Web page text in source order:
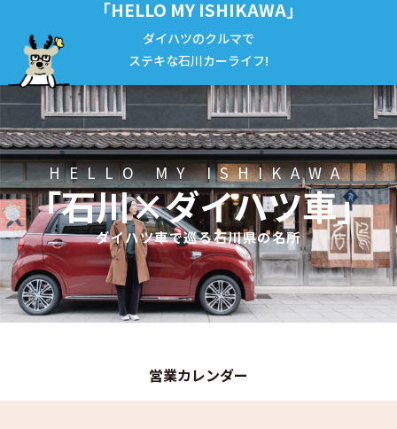
「HELLO MY ISHIKAWA」
ダイハツのクルマで
ステキな石川カーライフ!
HELLO MY ISHIKAWA
「石川×ダイハツ車」
ダイハツ車で巡る石川県の名所
営業カレンダー